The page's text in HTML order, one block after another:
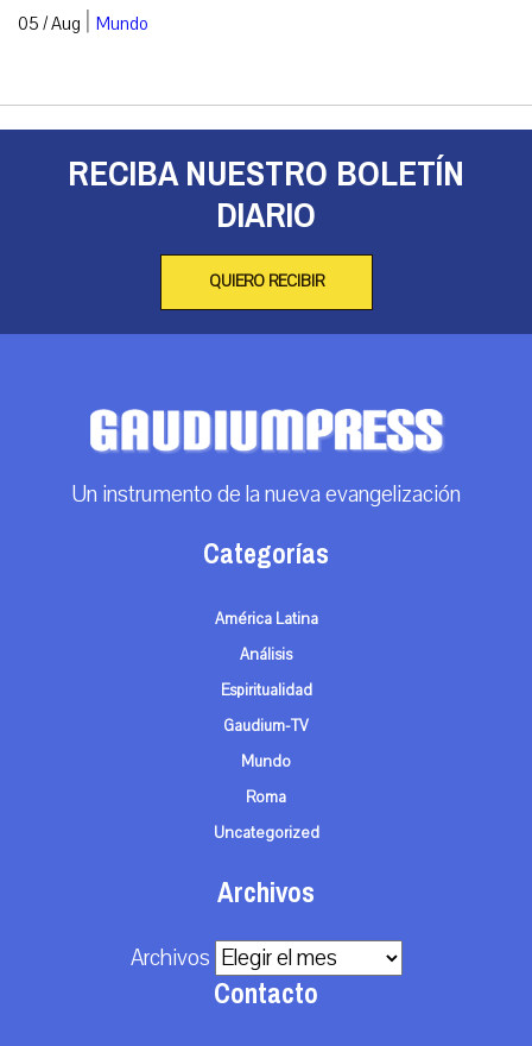
05 / Aug | Mundo
RECIBA NUESTRO BOLETÍN
DIARIO
QUIERO RECIBIR
Un instrumento de la nueva evangelización
Categorías
América Latina
Análisis
Espiritualidad
Gaudium-TV
Mundo
Roma
Uncategorized
Archivos
Archivos
Contacto